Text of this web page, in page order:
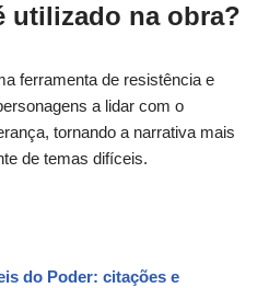
utilizado na obra?
ferramenta de resistência e
a lidar com o
tornando a narrativa mais
de temas difíceis.
do Poder: citações e